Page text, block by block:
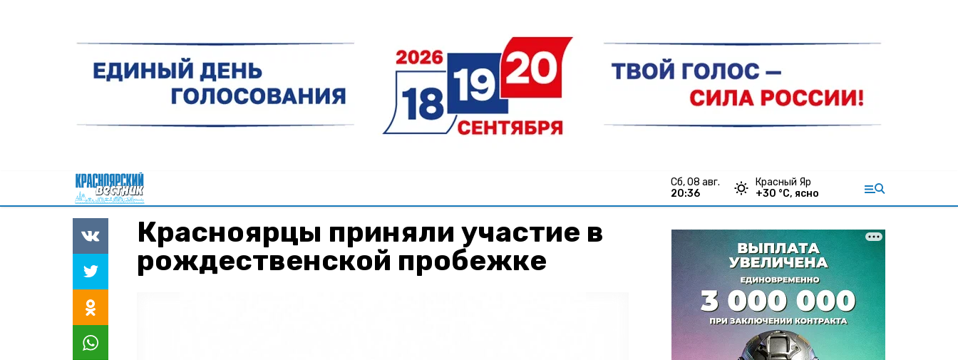
сб, 08 авг.
20:36
Красный Яр
+30 °С, ясно
Красноярцы приняли участие в
рождественской пробежке